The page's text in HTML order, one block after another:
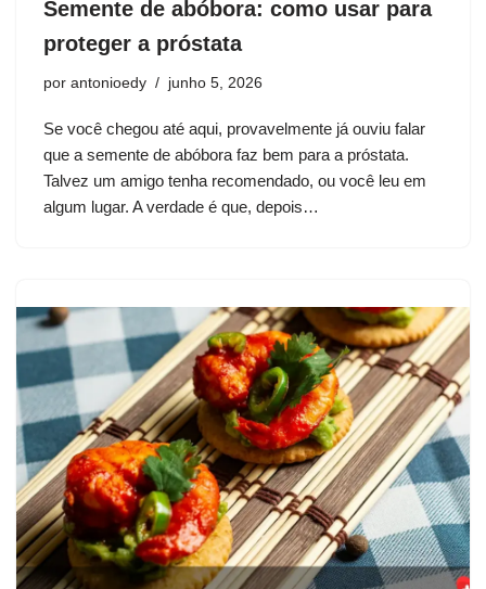
Semente de abóbora: como usar para
proteger a próstata
por antonioedy junho 5, 2026
Se você chegou até aqui, provavelmente já ouviu falar
que a semente de abóbora faz bem para a próstata.
Talvez um amigo tenha recomendado, ou você leu em
algum lugar. A verdade é que, depois…